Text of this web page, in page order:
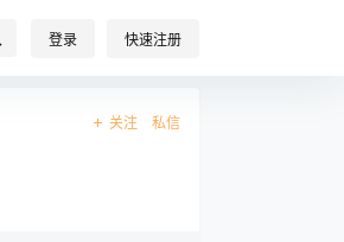
登录 快速注册
关注 私信